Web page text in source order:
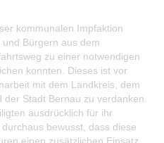
kommunalen Impfaktion
Bürgern aus dem
zu einer notwendigen
konnten. Dieses ist vor
mit dem Landkreis, dem
Stadt Bernau zu verdanken.
ausdrücklich für ihr
bewusst, dass diese
einen zusätzlichen Einsatz